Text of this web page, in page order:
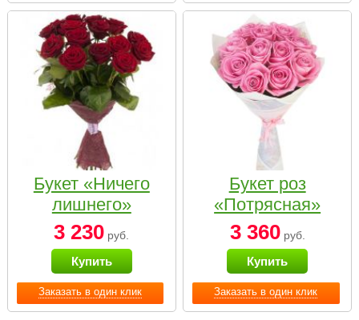
Заказать в один клик
Букет «Ничего
лишнего»
3 230 руб.
Купить
Заказать в один клик
Букет роз
«Потрясная»
3 360руб.
Купить